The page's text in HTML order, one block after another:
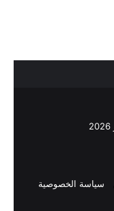
سياسة الخصوصية